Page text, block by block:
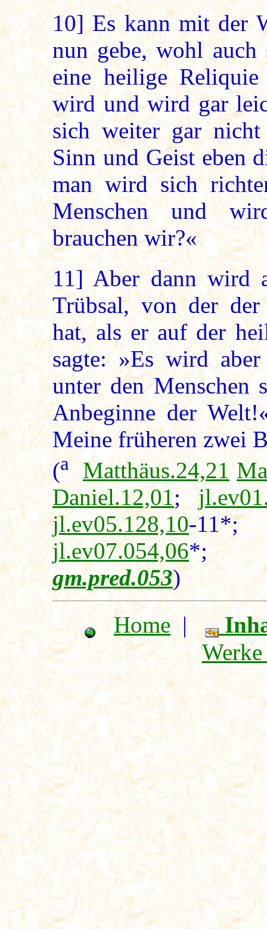
10]Es kann mit der
nun gebe, wohl auch
eine heilige
wird und wird gar
sich weiter gar
Sinn und Geist eben
man wird sich
Menschen und
brauchen wir?«
11] Aber dann wird
Trübsal, von der der
hat, als er auf der
sagte: »Es wird
unter den
Anbeginne der
Meine früheren zwei
(a Matthäus.24,21
Daniel.12,01;
jl.ev05.128,10-
jl.ev07.054,06
gm.pred.053)
Home|